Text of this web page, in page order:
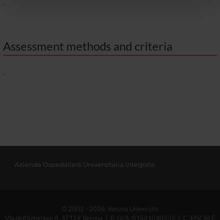
.
Assessment methods and criteria
.
Azienda Ospedaliera Universitaria Integrata
© 2002 - 2026 Verona University
Via dell'Artigliere 8, 37129 Verona | P. I.V.A. 01541040232 | C. FISCALE